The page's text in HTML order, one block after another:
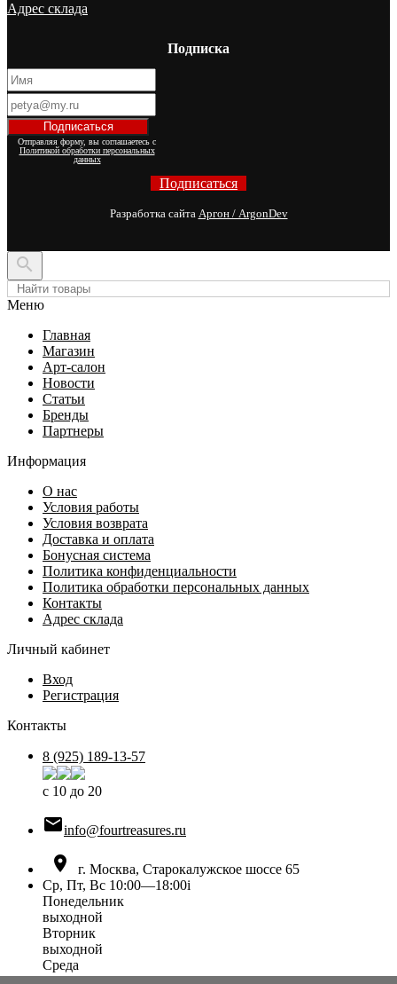
Адрес склада
Подписка
Отправляя форму, вы соглашаетесь с
Политикой обработки персональных
данных
Подписаться
Разработка сайта Аргон / ArgonDev

Меню
Главная
Магазин
Арт-салон
Новости
Статьи
Бренды
Партнеры
Информация
О нас
Условия работы
Условия возврата
Доставка и оплата
Бонусная система
Политика конфиденциальности
Политика обработки персональных данных
Контакты
Адрес склада
Личный кабинет
Вход
Регистрация
Контакты
8 (925) 189-13-57
с 10 до 20
info@fourtreasures.ru

г. Москва, Старокалужское шоссе 65
Ср, Пт, Вс 10:00—18:00i
Понедельник
выходной
Вторник
выходной
Среда
10:00 — 18:00